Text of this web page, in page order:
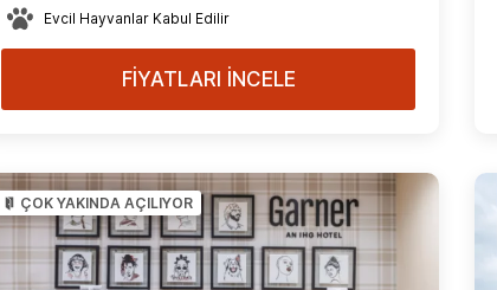
Evcil Hayvanlar Kabul Edilir
FİYATLARI İNCELE
ÇOK YAKINDA AÇILIYOR